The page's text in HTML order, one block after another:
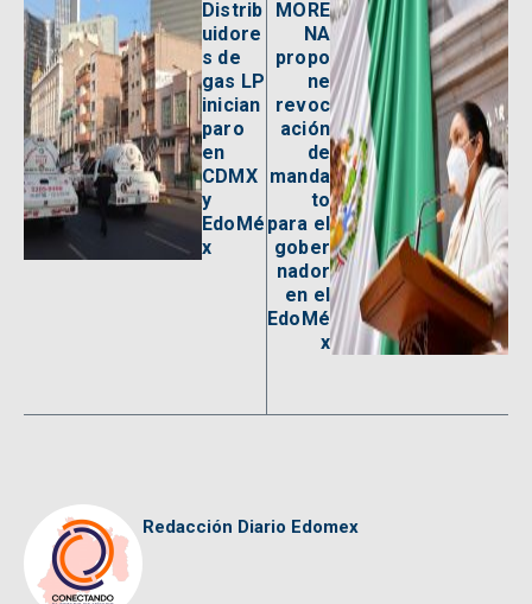
Distrib
uidore
s de
gas LP
inician
paro
en
CDMX
y
EdoMé
x
MORE
NA
propo
ne
revoc
ación
de
manda
to
para el
gober
nador
en el
EdoMé
x
Redacción Diario Edomex